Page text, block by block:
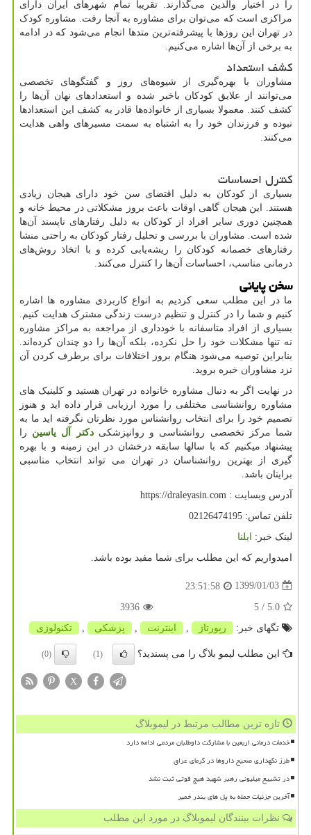
را در اختیار والدین می‌گذارند. تقریبا تمام شهرهای ایران دارای
مراکزی است که می‌توان برای مشاوره به آنجا رفت. مشاوره کودک
در تهران این روزها با پیشرفته‌ترین متدها انجام می‌شود که در ادامه
به برخی از آن‌ها اشاره می‌کنیم.
کشف استعداد
مشاوران با بهره‌گیری از شیوه‌های روز و گفتگوهای تخصصی
می‌توانند از علایق کودکان باخبر شده و استعدادهای نهان آن‌ها را
کشف کنند. معمولا بسیاری از خانواده‌ها قادر به کشف این استعدادها
نبوده و فرزندان خود را به اشتباه به سمت مسیرهای واهی هدایت
می‌کنند.
کنترل احساسات
بسیاری از کودکان به دلیل اقتضای سن خود دارای هیجان زیادی
هستند. این هیجان گاهی اوقات باعث بروز مشکلاتی در محیط خانه و
همچنین دوری سایر افراد از کودکان به دلیل رفتارهای ناپسند آن‌ها
شده است. مشاوران با بررسی و تحلیل رفتار کودکان به راحتی منشا
رفتارهای خصمانه کودکان را ریشه‌یابی کرده و با اتخاذ روش‌های
درمانی مناسب، احساسات آن‌ها را کنترل می‌کنند.
سخن پایانی
ما در این مطلب سعی کردیم به انواع کاربردی مشاوره ‌ها اشاره
کنیم و شما را در کنترل و تنظیم درست زندگی مشترک هدایت کنیم.
بسیاری از افراد متاسفانه با خودداری از مراجعه به مراکز مشاوره
نه تنها مشکلات خود را حل نکرده، بلکه آن‌ها را دو چندان کرده‌اند.
بنابراین توصیه می‌شود هنگام بروز اختلافات برای برطرف کردن آن
نزد مشاوران خبره بروید.
در نهایت اگر به دنبال مشاوره خانواده در تهران هستید و کلینیک های
مشاوره روانشناسی مختلفی را مورد ارزیابی قرار داده اید و هنوز
تصمیم خود را برای انتخاب روانشناس مورد نظرتان نگرفته اید ما به
شما مرکز تخصصی روانشناسی و روانپزشکیدکتر آل یاسین را
پیشنهاد میکنیم که با سالها سابقه درخشان در این زمینه و با بهره
گیری از بهترین روانشناسان در تهران می تواند انتخاب مناسبی
برایتان باشد.
آدرس وبسایت : https://draleyasin.com
تلفن تماس: 02126474195
لینک خبر:
ایلنا
امیدواریم که این مطلب برای شما مفید بوده باشد.
1399/01/03
23:51:58
5.0
/ 5
3936
تگهای خبر:
رپورتاژ اینترنت پزشكی تكنولوژی
این مطلب لیمو بلاگ را می پسندید؟ (1)
(0)
X
تازه ترین مطالب مرتبط در لیموبلاگ
خدمات درمانی اربعین با مشارکت داوطلبان مردمی ادامه دارد
طرز نگهداری صحیح داروها در گرمای عراق
در تشییع میلیونی رهبر شهید هیچ فوتی ثبت نشد
آخرین جزئیات حمله به پل های بندر خمیر
نظرات بینندگان لیموبلاگ در مورد این مطلب